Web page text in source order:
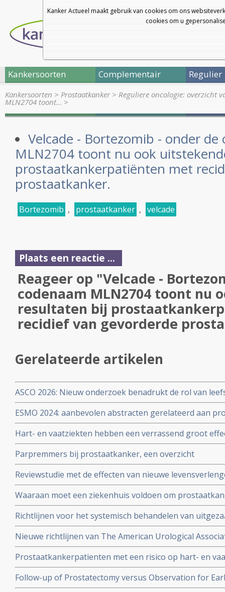
Kanker Actueel maakt gebruik van cookies om ons
cookies om u
Kankersoorten Complementair Regulier
Kankersoorten > Prostaatkanker> Reguliere oncologie: overzicht
MLN2704 toont… >
Velcade - Bortezomib - onder de
MLN2704 toont nu ook
prostaatkankerpatiënten met
prostaatkanker.
Bortezomib , prostaatkanker , velcade
Plaats een reactie ...
Reageer op "Velcade -
codenaam MLN2704 toont nu
resultaten bij
recidief van gevorderde
Gerelateerde artikelen
ASCO 2026: Nieuw onderzoek benadrukt de rol van
behandelstrategieën in de kankerzorg.
ESMO 2024: aanbevolen abstracten gerelateerd aan
Barcelona van 13 tot 17 september 2024
Hart- en vaatziekten hebben een verrassend groot
mannen met beginnende prostaatkanker stadium 1
hebben gehad na IMRT of brachytherapie
Parpremmers bij prostaatkanker, een overzicht
Reviewstudie met de effecten van nieuwe
patiënten met uitgezaaide castratieresistente
Waaraan moet een ziekenhuis voldoen om
hier de SONCOS normen
Richtlijnen voor het systemisch behandelen van
vastgesteld na meta analyse van 26 gerandomiseerde
Nieuwe richtlijnen van The American Urological
behandelen van patiënten met hormoon resistente
uitgezaaide prostaatkanker.
Prostaatkankerpatienten met een risico op hart- en
risico op progressie van prostaatkanker kunnen beter
hormoontherapie gebruiken.
Follow-up of Prostatectomy versus Observation for